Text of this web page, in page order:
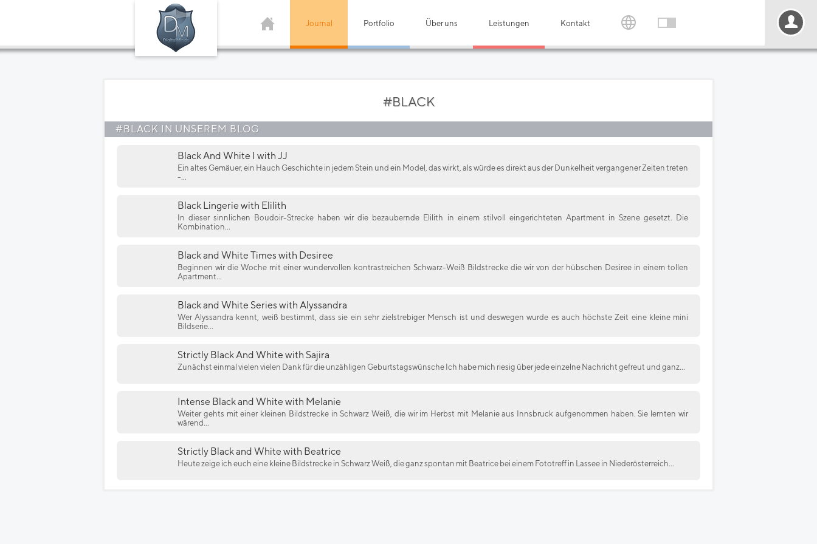
Journal Portfolio Über uns Leistungen Kontakt
#BLACK
#BLACK IN UNSEREM BLOG
Black And White I with JJ
Ein altes Gemäuer, ein Hauch Geschichte in jedem Stein und ein Model, das wirkt, als würde es direkt aus der Dunkelheit vergangener Zeiten treten
-...
Black Lingerie with Elilith
In dieser sinnlichen Boudoir-Strecke haben wir die bezaubernde Elilith in einem stilvoll eingerichteten Apartment in Szene gesetzt. Die
Kombination...
Black and White Times with Desiree
Beginnen wir die Woche mit einer wundervollen kontrastreichen Schwarz-Weiß Bildstrecke die wir von der hübschen Desiree in einem tollen
Apartment...
Black and White Series with Alyssandra
Wer Alyssandra kennt, weiß bestimmt, dass sie ein sehr zielstrebiger Mensch ist und deswegen wurde es auch höchste Zeit eine kleine mini
Bildserie...
Strictly Black And White with Sajira
Zunächst einmal vielen vielen Dank für die unzähligen Geburtstagswünsche Ich habe mich riesig über jede einzelne Nachricht gefreut und ganz...
Intense Black and White with Melanie
Weiter gehts mit einer kleinen Bildstrecke in Schwarz Weiß, die wir im Herbst mit Melanie aus Innsbruck aufgenommen haben. Sie lernten wir
wärend...
Strictly Black and White with Beatrice
Heute zeige ich euch eine kleine Bildstrecke in Schwarz Weiß, die ganz spontan mit Beatrice bei einem Fototreff in Lassee in Niederösterreich...